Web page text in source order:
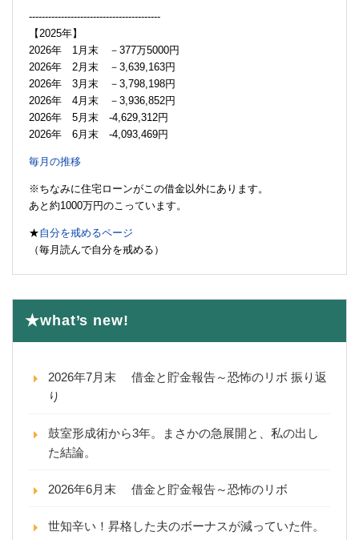
-----------------------------------------
【2025年】
2026年 1月末 －377万5000円
2026年 2月末 －3,639,163円
2026年 3月末 －3,798,198円
2026年 4月末 －3,936,852円
2026年 5月末 -4,629,312円
2026年 6月末 -4,093,469円
毎月の推移
※ちなみに住宅ローンがこの借金以外にあります。
あと約1000万円のこっています。
★自分を戒めるページ
（毎月読んで自分を戒める）
★what’s new!
2026年7月末 借金と貯金報告～恐怖のリボ 振り返
り
鼓室形成術から3年。まさかの急展開と、私の出し
た結論。
2026年6月末 借金と貯金報告～恐怖のリボ
世知辛い！昇格した夫のボーナスが減っていた件。